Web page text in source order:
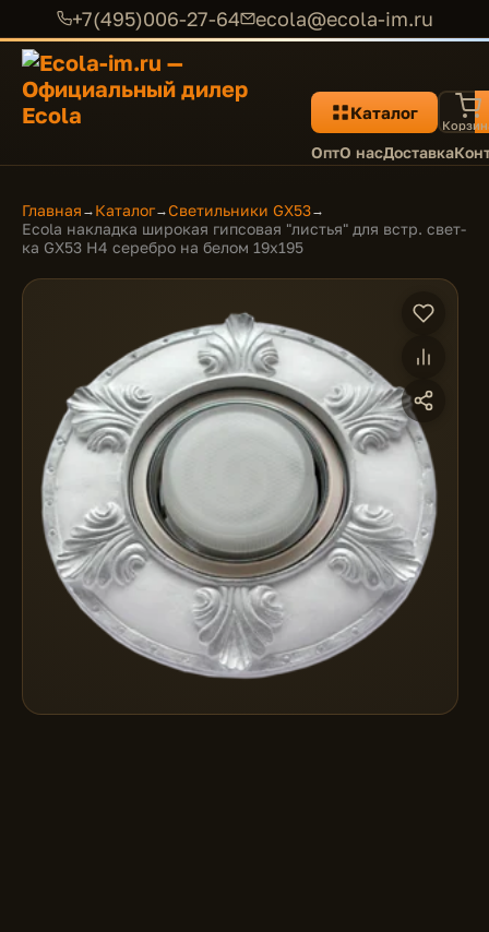
+7(495)006-27-64 ecola@ecola-im.ru
Каталог
ОптО насДоставка
Главная → Каталог→Светильники GX53→
Ecola накладка широкая гипсовая "листья" для встр. свет-
ка GX53 H4 серебро на белом 19х195